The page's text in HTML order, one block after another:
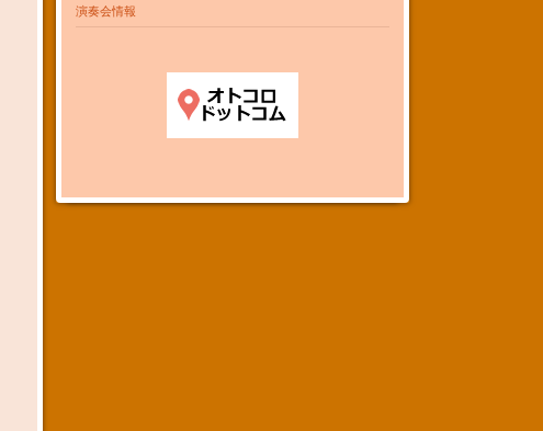
演奏会情報